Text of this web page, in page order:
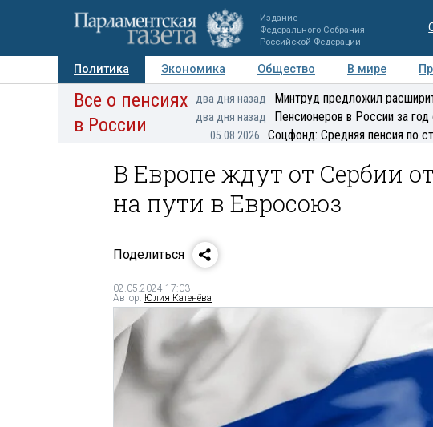
Издание
Федерального Собрания
Российской Федерации
Политика Экономика Общество В мире
Авторы Персоны Мнения Регионы
Все о пенсиях
в России
два дня назад Минтруд предложил
два дня назад Пенсионеров в России за
05.08.2026 Соцфонд: Средняя пенсия по
В Европе ждут от Сербии
на пути в Евросоюз
Поделиться
02.05.2024 17:03
Автор: Юлия Катенёва